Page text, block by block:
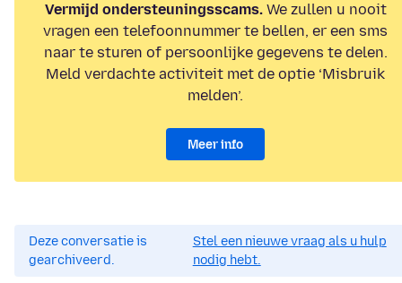
Vermijd ondersteuningsscams.We zullen u nooit
vragen een telefoonnummer te bellen, er een sms
naar te sturen of persoonlijke gegevens te delen.
Meld verdachte activiteit met de optie ‘Misbruik
melden’.
Meer info
Deze conversatie is
gearchiveerd.
Stel een nieuwe vraag als u hulp
nodig hebt.